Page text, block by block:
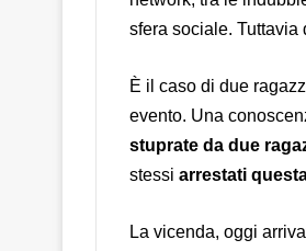
sfera sociale. Tuttavia
È il caso di due
evento. Una
stuprate da due
stessi arrestati
La vicenda, oggi